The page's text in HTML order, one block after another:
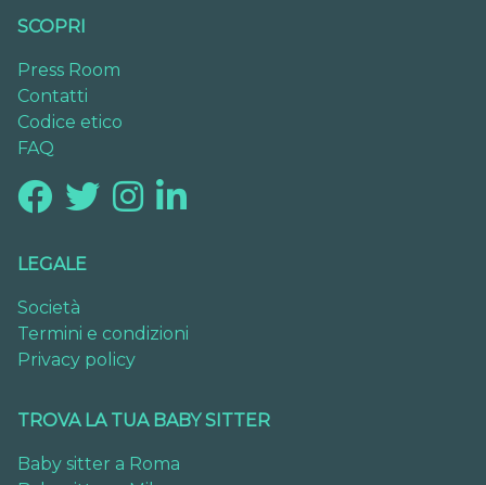
SCOPRI
Press Room
Contatti
Codice etico
FAQ
LEGALE
Società
Termini e condizioni
Privacy policy
TROVA LA TUA BABY SITTER
Baby sitter a Roma